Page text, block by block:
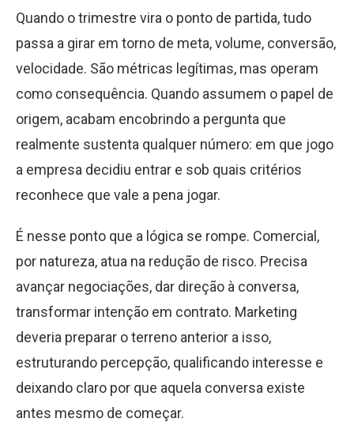
Quando o trimestre vira o ponto de partida, tudo
passa a girar em torno de meta, volume, conversão,
velocidade. São métricas legítimas, mas operam
como consequência. Quando assumem o papel de
origem, acabam encobrindo a pergunta que
realmente sustenta qualquer número: em que jogo
a empresa decidiu entrar e sob quais critérios
reconhece que vale a pena jogar.
É nesse ponto que a lógica se rompe. Comercial,
por natureza, atua na redução de risco. Precisa
avançar negociações, dar direção à conversa,
transformar intenção em contrato. Marketing
deveria preparar o terreno anterior a isso,
estruturando percepção, qualificando interesse e
deixando claro por que aquela conversa existe
antes mesmo de começar.